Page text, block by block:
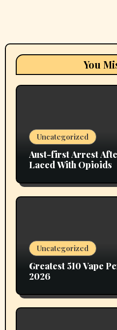
You
Uncategorized
Aust-first Arrest
Laced With Opioids
Uncategorized
Greatest 510 Vape
2026